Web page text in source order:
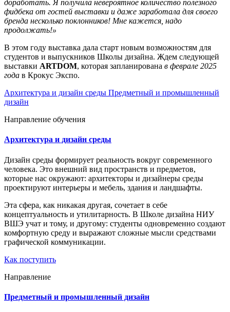
доработать. Я получила невероятное количество полезного
фидбека от гостей выставки и даже заработала для своего
бренда несколько поклонников! Мне кажется, надо
продолжать!»
В этом году выставка дала старт новым возможностям для
студентов и выпускников Школы дизайна. Ждем следующей
выставки ARTDOM, которая запланирована в феврале 2025
года в Крокус Экспо.
Архитектура и дизайн среды Предметный и промышленный
дизайн
Направление обучения
Архитектура и дизайн среды
Дизайн среды формирует реальность вокруг современного
человека. Это внешний вид пространств и предметов,
которые нас окружают: архитекторы и дизайнеры среды
проектируют интерьеры и мебель, здания и ландшафты.
Эта сфера, как никакая другая, сочетает в себе
концептуальность и утилитарность. В Школе дизайна НИУ
ВШЭ учат и тому, и другому: студенты одновременно создают
комфортную среду и выражают сложные мысли средствами
графической коммуникации.
Как поступить
Направление
Предметный и промышленный дизайн